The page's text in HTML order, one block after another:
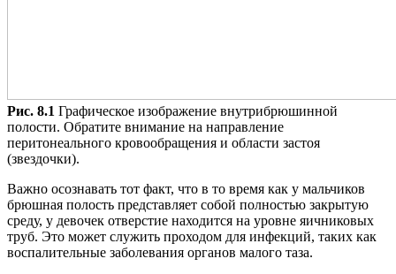
Рис. 8.1 Графическое изображение внутрибрюшинной
полости. Обратите внимание на направление
перитонеального кровообращения и области застоя
(звездочки).
Важно осознавать тот факт, что в то время как у мальчиков
брюшная полость представляет собой полностью закрытую
среду, у девочек отверстие находится на уровне яичниковых
труб. Это может служить проходом для инфекций, таких как
воспалительные заболевания органов малого таза.